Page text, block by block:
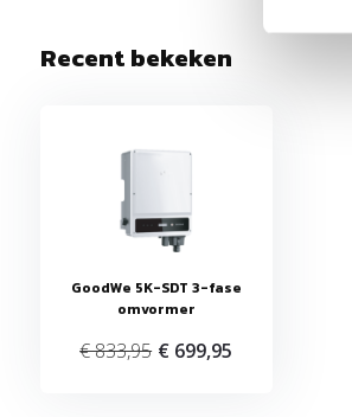
Uitstekende prijs/kwaliteit
Hoge -conversie efficiëntie
Zeer innovatief
Recent bekeken
GoodWe 5K-SDT 3-fase
omvormer
€ 833,95 € 699,95